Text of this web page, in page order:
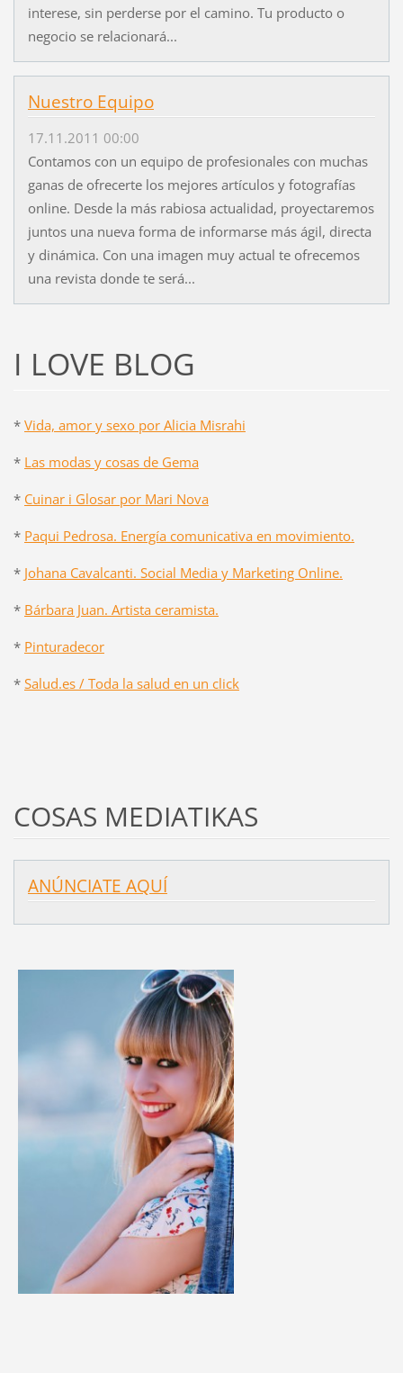
interese, sin perderse por el camino. Tu producto o
negocio se relacionará...
Nuestro Equipo
17.11.2011 00:00
Contamos con un equipo de profesionales con muchas
ganas de ofrecerte los mejores artículos y fotografías
online. Desde la más rabiosa actualidad, proyectaremos
juntos una nueva forma de informarse más ágil, directa
y dinámica. Con una imagen muy actual te ofrecemos
una revista donde te será...
I LOVE BLOG
* Vida, amor y sexo por Alicia Misrahi
* Las modas y cosas de Gema
* Cuinar i Glosar por Mari Nova
* Paqui Pedrosa. Energía comunicativa en movimiento.
* Johana Cavalcanti. Social Media y Marketing Online.
* Bárbara Juan. Artista ceramista.
* Pinturadecor
* Salud.es / Toda la salud en un click
COSAS MEDIATIKAS
ANÚNCIATE AQUÍ